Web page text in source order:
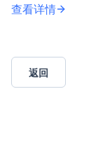
人、将问题智能路
查看详情
返回